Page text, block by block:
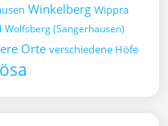
Winkelberg Wippra
Wolfsberg (Sangerhausen)
Orte verschiedene Höfe